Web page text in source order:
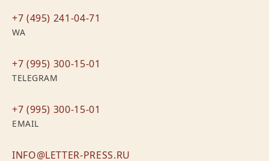
+7 (495) 241-04-71
WA
+7 (995) 300-15-01
TELEGRAM
+7 (995) 300-15-01
EMAIL
INFO@LETTER-PRESS.RU